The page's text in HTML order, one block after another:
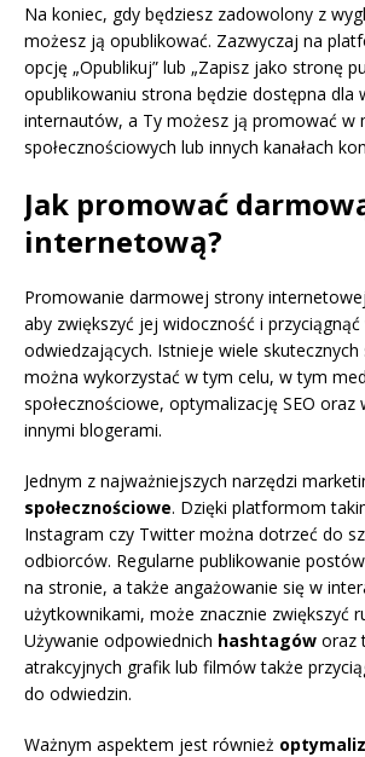
Na koniec, gdy będziesz zadowolony z
możesz ją opublikować. Zazwyczaj na
opcję „Opublikuj” lub „Zapisz jako stronę
opublikowaniu strona będzie dostępna dla
internautów, a Ty możesz ją promować w
społecznościowych lub innych kanałach
Jak promować
internetową?
Promowanie darmowej strony
aby zwiększyć jej widoczność i przyciągnąć
odwiedzających. Istnieje wiele
można wykorzystać w tym celu, w tym
społecznościowe, optymalizację SEO oraz
innymi blogerami.
Jednym z najważniejszych narzędzi
społecznościowe. Dzięki platformom
Instagram czy Twitter można dotrzeć do
odbiorców. Regularne publikowanie
na stronie, a także angażowanie się w
użytkownikami, może znacznie zwiększyć
Używanie odpowiednich hashtagów oraz
atrakcyjnych grafik lub filmów także
do odwiedzin.
Ważnym aspektem jest również